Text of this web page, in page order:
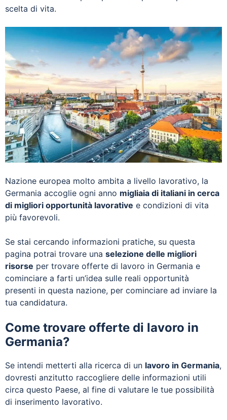
scelta di vita.
Nazione europea molto ambita a livello lavorativo, la
Germania accoglie ogni anno migliaia di italiani in cerca
di migliori opportunità lavorative e condizioni di vita
più favorevoli.
Se stai cercando informazioni pratiche, su questa
pagina potrai trovare una selezione delle migliori
risorse per trovare offerte di lavoro in Germania e
cominciare a farti un’idea sulle reali opportunità
presenti in questa nazione, per cominciare ad inviare la
tua candidatura.
Come trovare offerte di lavoro in
Germania?
Se intendi metterti alla ricerca di un lavoro in Germania,
dovresti anzitutto raccogliere delle informazioni utili
circa questo Paese, al fine di valutare le tue possibilità
di inserimento lavorativo.